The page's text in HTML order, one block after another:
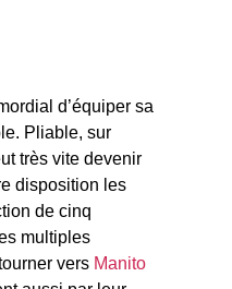
d’équiper sa
Pliable, sur
très vite devenir
disposition les
de cinq
multiples
vers Manito